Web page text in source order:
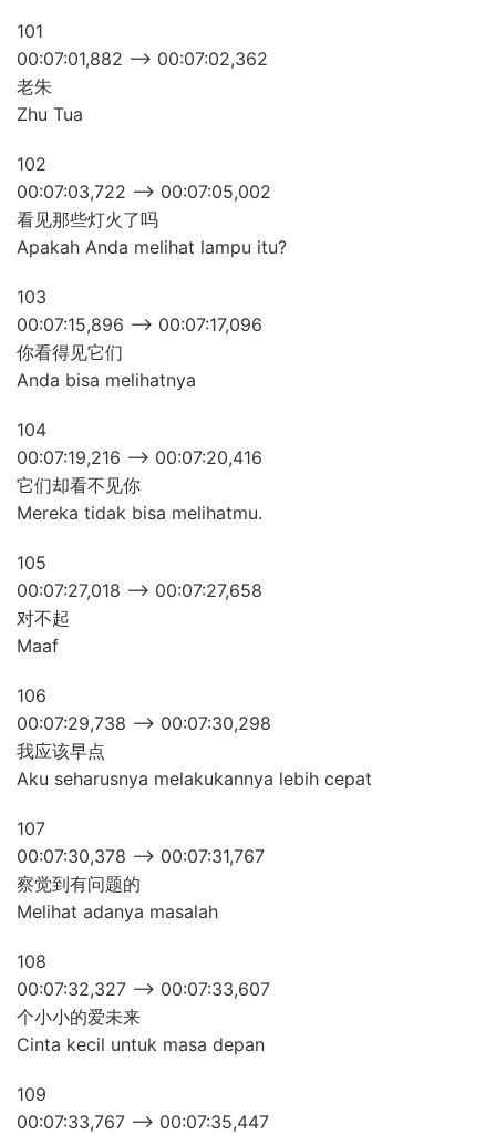
101
00:07:01,882 –> 00:07:02,362
老朱
Zhu Tua
102
00:07:03,722 –> 00:07:05,002
看见那些灯火了吗
Apakah Anda melihat lampu itu?
103
00:07:15,896 –> 00:07:17,096
你看得见它们
Anda bisa melihatnya
104
00:07:19,216 –> 00:07:20,416
它们却看不见你
Mereka tidak bisa melihatmu.
105
00:07:27,018 –> 00:07:27,658
对不起
Maaf
106
00:07:29,738 –> 00:07:30,298
我应该早点
Aku seharusnya melakukannya lebih cepat
107
00:07:30,378 –> 00:07:31,767
察觉到有问题的
Melihat adanya masalah
108
00:07:32,327 –> 00:07:33,607
个小小的爱未来
Cinta kecil untuk masa depan
109
00:07:33,767 –> 00:07:35,447